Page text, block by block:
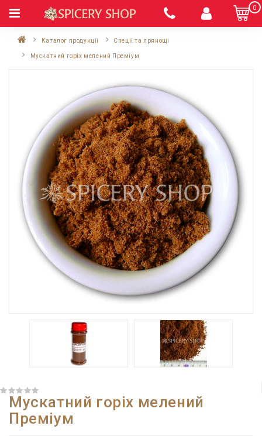
0
Каталог продукції Спеції та прянощі
Мускатний горіх мелений Преміум
Мускатний горіх мелений
Преміум